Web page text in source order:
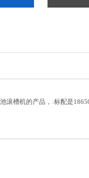
槽机的产品，:标配是